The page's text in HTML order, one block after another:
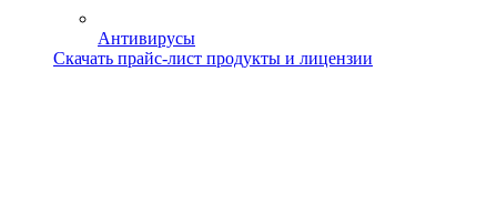
Антивирусы
Скачать прайс-лист продукты и лицензии